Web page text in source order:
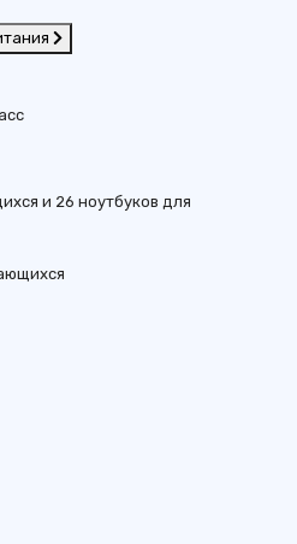
и 26 ноутбуков для